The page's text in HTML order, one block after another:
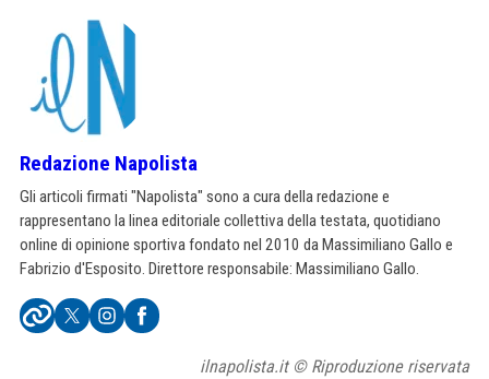
Redazione Napolista
Gli articoli firmati "Napolista" sono a cura della redazione e
rappresentano la linea editoriale collettiva della testata, quotidiano
online di opinione sportiva fondato nel 2010 da Massimiliano Gallo e
Fabrizio d'Esposito. Direttore responsabile: Massimiliano Gallo.
ilnapolista.it © Riproduzione riservata